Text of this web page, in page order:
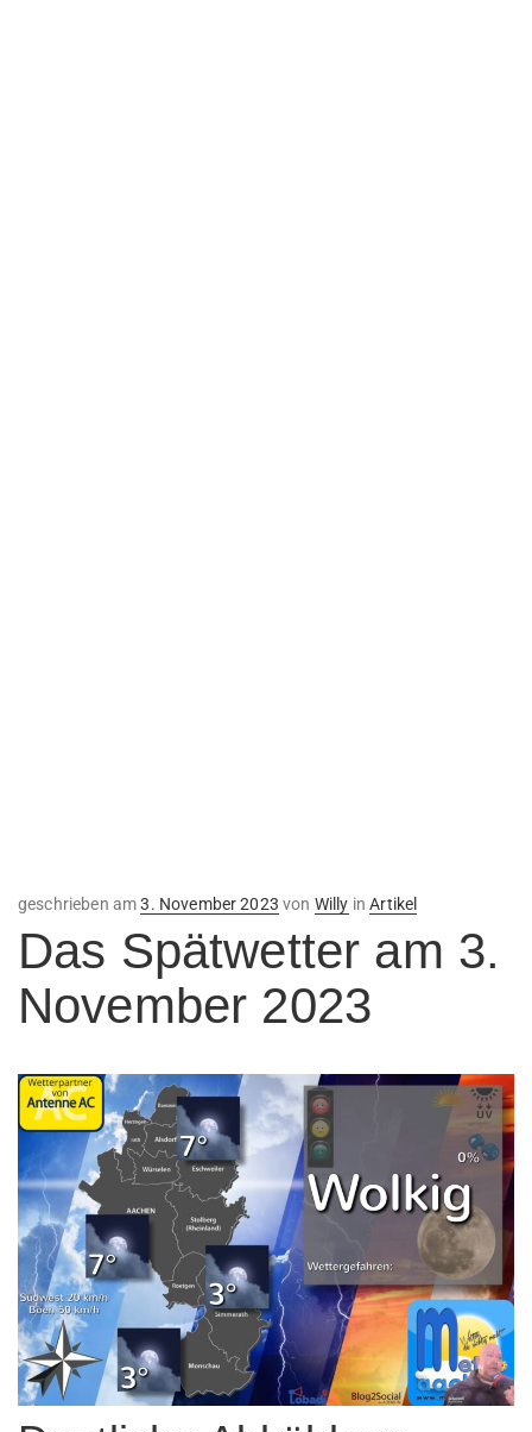
geschrieben amVeröffentlicht
am
3. November 2023 von Willy inArtikel
Das Spätwetter am 3.
November 2023